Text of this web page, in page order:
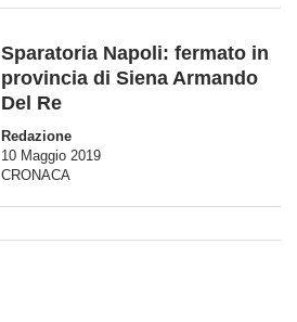
Sparatoria Napoli: fermato in
provincia di Siena Armando
Del Re
Redazione
10 Maggio 2019
CRONACA